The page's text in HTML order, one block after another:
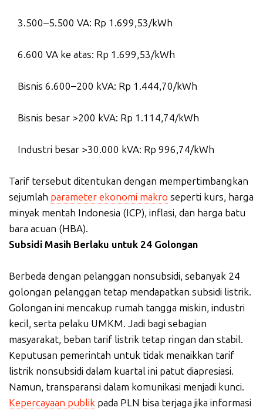
3.500–5.500 VA: Rp 1.699,53/kWh
6.600 VA ke atas: Rp 1.699,53/kWh
Bisnis 6.600–200 kVA: Rp 1.444,70/kWh
Bisnis besar >200 kVA: Rp 1.114,74/kWh
Industri besar >30.000 kVA: Rp 996,74/kWh
Tarif tersebut ditentukan dengan mempertimbangkan
sejumlah parameter ekonomi makro seperti kurs, harga
minyak mentah Indonesia (ICP), inflasi, dan harga batu
bara acuan (HBA).
Subsidi Masih Berlaku untuk 24 Golongan
Berbeda dengan pelanggan nonsubsidi, sebanyak 24
golongan pelanggan tetap mendapatkan subsidi listrik.
Golongan ini mencakup rumah tangga miskin, industri
kecil, serta pelaku UMKM. Jadi bagi sebagian
masyarakat, beban tarif listrik tetap ringan dan stabil.
Keputusan pemerintah untuk tidak menaikkan tarif
listrik nonsubsidi dalam kuartal ini patut diapresiasi.
Namun, transparansi dalam komunikasi menjadi kunci.
Kepercayaan publik pada PLN bisa terjaga jika informasi